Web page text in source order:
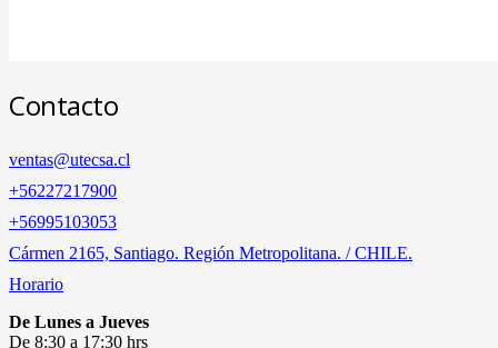
Contacto
ventas@utecsa.cl
+56227217900
‎+56995103053
Cármen 2165, Santiago. Región Metropolitana. / CHILE.
Horario
De Lunes a Jueves
De 8:30 a 17:30 hrs